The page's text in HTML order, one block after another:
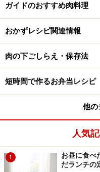
Amazonで人気
ガイドのおすすめ肉料理
おかずレシピ関連情報
肉の下ごしらえ・保存法
短時間で作るお弁当レシピ
他の
人気
1
お昼に食べ
だランチの